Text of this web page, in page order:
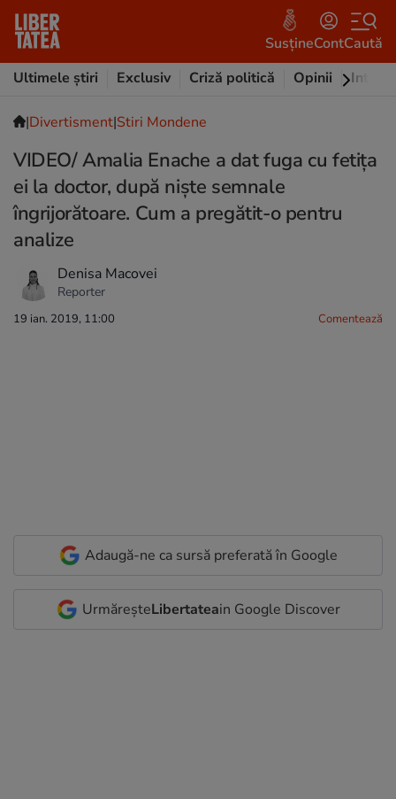
SusțineContCaută
Ultimele știri
Exclusiv Criză politică Opinii
|Divertisment|Stiri Mondene
VIDEO/ Amalia Enache a dat fuga cu fetița
ei la doctor, după niște semnale
îngrijorătoare. Cum a pregătit-o pentru
analize
Denisa Macovei
Reporter
19 ian. 2019, 11:00 Comentează
Adaugă-ne ca sursă preferată în Google
UrmăreșteLibertateain Google Discover